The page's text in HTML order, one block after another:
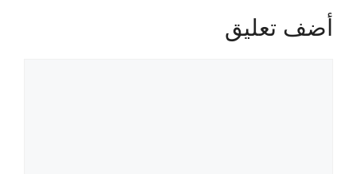
أضف تعليق